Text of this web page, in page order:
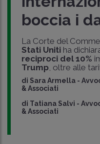
boccia i
La Corte del
Stati Uniti ha
reciproci del 10%
Trump, oltre alle
di Sara Armella -
& Associati
di Tatiana Salvi -
& Associati